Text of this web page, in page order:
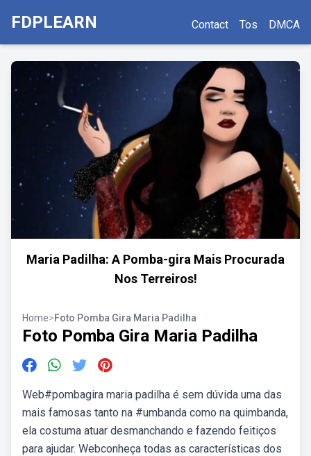
FDPLEARN Contact Tos DMCA
Maria Padilha: A Pomba-gira Mais Procurada
Nos Terreiros!
Home>Foto Pomba Gira Maria Padilha
Foto Pomba Gira Maria Padilha
Web#pombagira maria padilha é sem dúvida uma das
mais famosas tanto na #umbanda como na quimbanda,
ela costuma atuar desmanchando e fazendo feitiços
para ajudar. Webconheça todas as características dos